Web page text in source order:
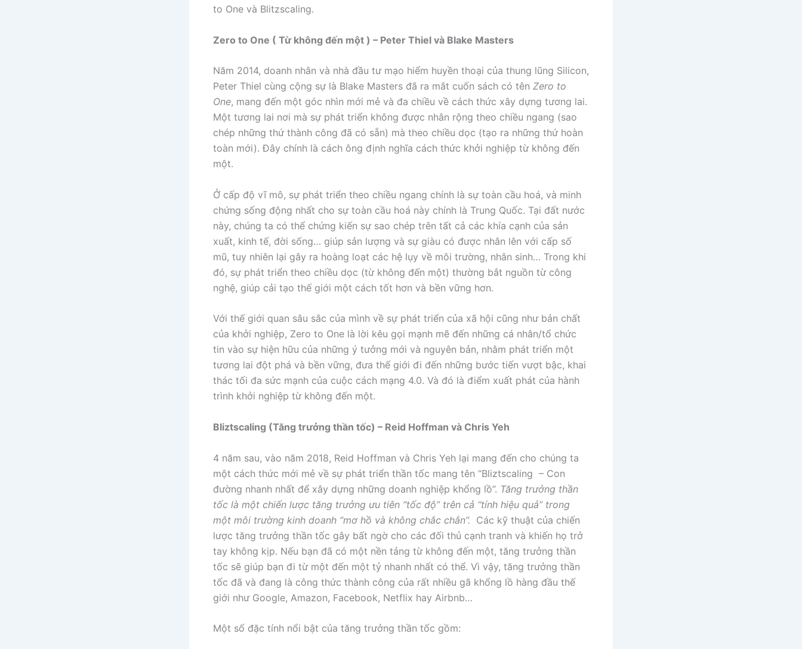
to One và Blitzscaling.
Zero to One ( Từ không đến một ) – Peter Thiel và Blake Masters
Năm 2014, doanh nhân và nhà đầu tư mạo hiểm huyền thoại của thung lũng Silicon,
Peter Thiel cùng cộng sự là Blake Masters đã ra mắt cuốn sách có tên Zero to
One, mang đến một góc nhìn mới mẻ và đa chiều về cách thức xây dựng tương lai.
Một tương lai nơi mà sự phát triển không được nhân rộng theo chiều ngang (sao
chép những thứ thành công đã có sẵn) mà theo chiều dọc (tạo ra những thứ hoàn
toàn mới). Đây chính là cách ông định nghĩa cách thức khởi nghiệp từ không đến
một.
Ở cấp độ vĩ mô, sự phát triển theo chiều ngang chính là sự toàn cầu hoá, và minh
chứng sống động nhất cho sự toàn cầu hoá này chính là Trung Quốc. Tại đất nước
này, chúng ta có thể chứng kiến sự sao chép trên tất cả các khía cạnh của sản
xuất, kinh tế, đời sống… giúp sản lượng và sự giàu có được nhân lên với cấp số
mũ, tuy nhiên lại gây ra hoàng loạt các hệ lụy về môi trường, nhân sinh… Trong khi
đó, sự phát triển theo chiều dọc (từ không đến một) thường bắt nguồn từ công
nghệ, giúp cải tạo thế giới một cách tốt hơn và bền vững hơn.
Với thế giới quan sâu sắc của mình về sự phát triển của xã hội cũng như bản chất
của khởi nghiệp, Zero to One là lời kêu gọi mạnh mẽ đến những cá nhân/tổ chức
tin vào sự hiện hữu của những ý tưởng mới và nguyên bản, nhằm phát triển một
tương lai đột phá và bền vững, đưa thế giới đi đến những bước tiến vượt bậc, khai
thác tối đa sức mạnh của cuộc cách mạng 4.0. Và đó là điểm xuất phát của hành
trình khởi nghiệp từ không đến một.
Bliztscaling (Tăng trưởng thần tốc) – Reid Hoffman và Chris Yeh
4 năm sau, vào năm 2018, Reid Hoffman và Chris Yeh lại mang đến cho chúng ta
một cách thức mới mẻ về sự phát triển thần tốc mang tên “Bliztscaling – Con
đường nhanh nhất để xây dựng những doanh nghiệp khổng lồ”. Tăng trưởng thần
tốc là một chiến lược tăng trưởng ưu tiên “tốc độ” trên cả “tính hiệu quả” trong
một môi trường kinh doanh “mơ hồ và không chắc chắn”. Các kỹ thuật của chiến
lược tăng trưởng thần tốc gây bất ngờ cho các đối thủ cạnh tranh và khiến họ trở
tay không kịp. Nếu bạn đã có một nền tảng từ không đến một, tăng trưởng thần
tốc sẽ giúp bạn đi từ một đến một tỷ nhanh nhất có thể. Vì vậy, tăng trưởng thần
tốc đã và đang là công thức thành công của rất nhiều gã khổng lồ hàng đầu thế
giới như Google, Amazon, Facebook, Netflix hay Airbnb…
Một số đặc tính nổi bật của tăng trưởng thần tốc gồm: